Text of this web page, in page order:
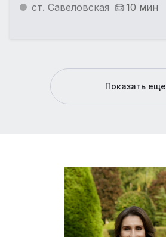
ст. Савеловская 10 мин
Показать еще